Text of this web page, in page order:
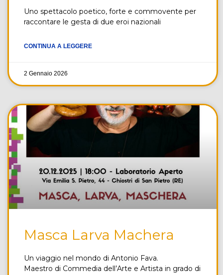
Uno spettacolo poetico, forte e commovente per
raccontare le gesta di due eroi nazionali
CONTINUA A LEGGERE
2 Gennaio 2026
Masca Larva Machera
Un viaggio nel mondo di Antonio Fava.
Maestro di Commedia dell’Arte e Artista in grado di